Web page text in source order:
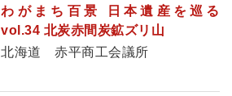
わがまち百景 日本遺産を巡る
vol.34 北炭赤間炭鉱ズリ山
北海道 赤平商工会議所